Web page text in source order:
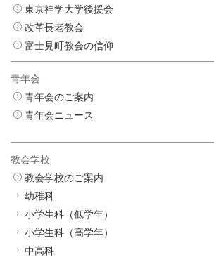
東京神学大学後援会
改革長老教会
富士見町教会の信仰
青年会
青年会のご案内
青年会ニュース
教会学校
教会学校のご案内
幼稚科
小学生科（低学年）
小学生科（高学年）
中高科